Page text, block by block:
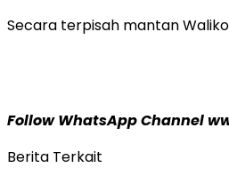
Secara terpisah mantan
Follow WhatsApp Channel
Berita Terkait